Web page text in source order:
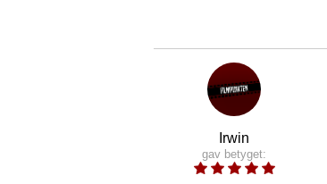
Irwin
gav betyget: